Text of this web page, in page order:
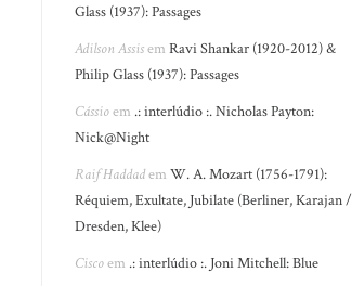
Glass (1937): Passages
Adilson AssisemRavi Shankar (1920-2012) &
Philip Glass (1937): Passages
Cássioem .: interlúdio :. Nicholas Payton:
Nick@Night
Raif HaddademW. A. Mozart (1756-1791):
Réquiem, Exultate, Jubilate (Berliner, Karajan /
Dresden, Klee)
Ciscoem .: interlúdio :. Joni Mitchell: Blue